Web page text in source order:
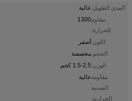
المدى الطويل:عالية
مقاوم
للحرارة:
1300
اللون:أصفر
الحجم:مخصصة
الوزن:1.5-2.5 كجم
مقاومة
الصدمة
الحرارية:
عالية